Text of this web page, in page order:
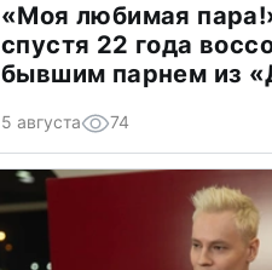
«Моя любимая
спустя 22 года
бывшим парнем из
5 августа 74